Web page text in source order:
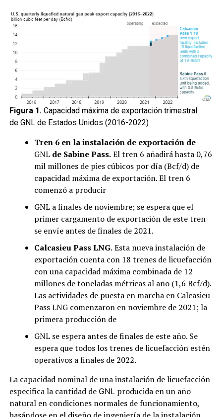
Figura 1.Capacidad máxima de exportación trimestral
de GNL de Estados Unidos (2016-2022)
Tren 6 en la instalación de exportación de
GNL de Sabine Pass.El tren 6 añadirá hasta 0,76
mil millones de pies cúbicos por día (Bcf/d) de
capacidad máxima de exportación. El tren 6
comenzó a producir
GNL a finales de noviembre; se espera que el
primer cargamento de exportación de este tren
se envíe antes de finales de 2021.
Calcasieu Pass LNG.Esta nueva instalación de
exportación cuenta con 18 trenes de licuefacción
con una capacidad máxima combinada de 12
millones de toneladas métricas al año (1,6 Bcf/d).
Las actividades de puesta en marcha en Calcasieu
Pass LNG comenzaron en noviembre de 2021; la
primera producción de
GNL se espera antes de finales de este año. Se
espera que todos los trenes de licuefacción estén
operativos a finales de 2022.
La capacidad nominal de una instalación de licuefacción
especifica la cantidad de GNLproducida en un año
natural en condiciones normales de funcionamiento,